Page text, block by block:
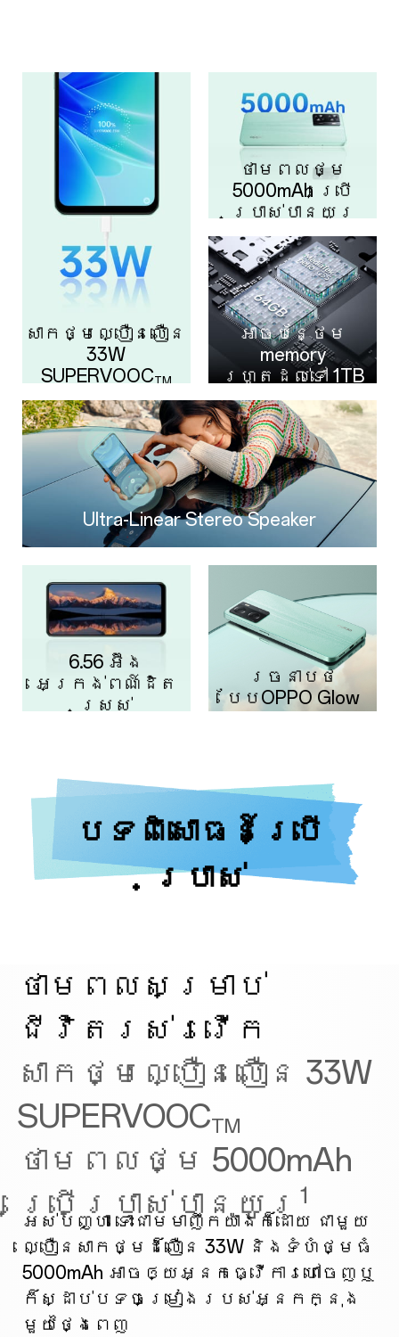
សាកថ្មល្បឿនលឿន
33W
SUPERVOOCTM
ថាមពលថ្ម
5000mAh ប្រើ
ប្រាស់បានយូរ
Ultra-Linear Stereo Speaker
អាចបន្ថែម
memory
រហូតដល់ទៅ 1TB
6.56 អ៊ីង
អេក្រង់ពណ៍ដិត
ស្រស់
រចនាបថ
បែបOPPO Glow
បទពិសោធន៍ប្រើ
ប្រាស់
ថាមពលសម្រាប់
ជីវិតរស់រវើក
សាកថ្មល្បឿនលឿន 33W
SUPERVOOCTM
ថាមពលថ្ម 5000mAh
ប្រើប្រាស់បានយូរ 1
អស់បញ្ហា ទោះជាមមាញឹកយ៉ាងក៏ដោយ ជាមួយ
ល្បឿនសាកថ្មដ៏លឿន 33W និងទំហំថ្មធំ
5000mAh អាចឲ្យអ្នកធ្វើការហៅចេញឬ
ក៏ស្ដាប់បទចម្រៀងរបស់អ្នកក្នុង
មួយថ្ងៃពេញ